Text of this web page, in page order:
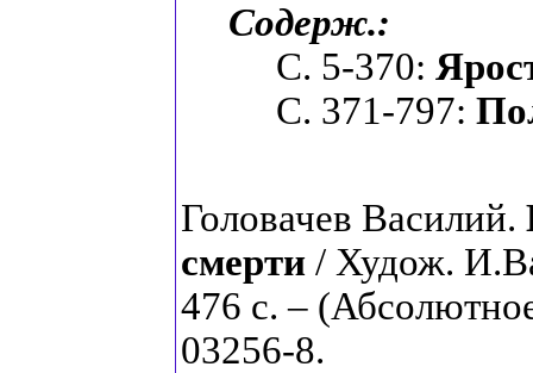
Содерж.:
С. 5-370:
С. 371-797:
Головачев Василий.
смерти / Худож.
476 с. –
03256-8.